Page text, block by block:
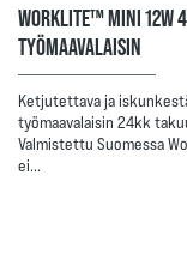
WORKLITE™ MINI 12W
TYÖMAAVALAISIN
Ketjutettava ja
työmaavalaisin 24kk
Valmistettu Suomessa
ei…